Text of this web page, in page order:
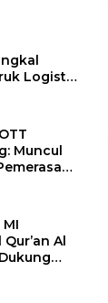
Logistik
Muncul
Al